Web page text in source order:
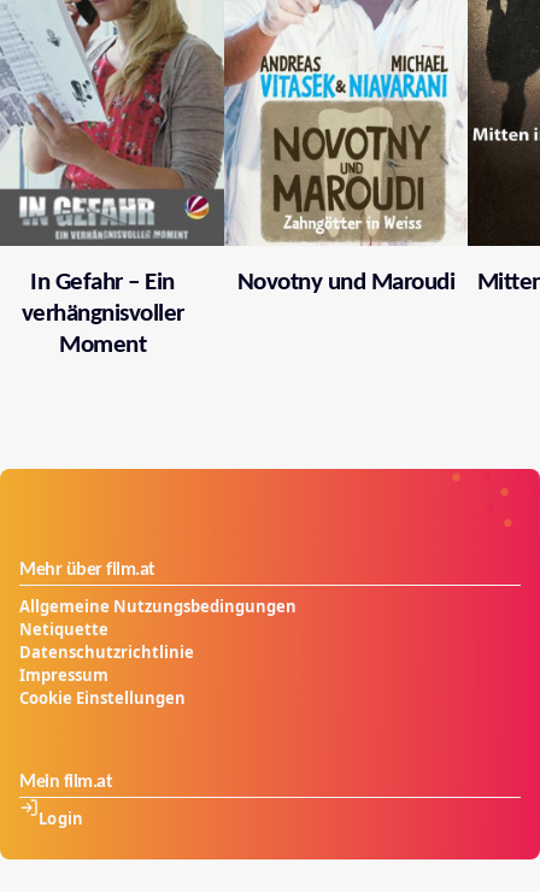
In Gefahr – Ein
verhängnisvoller
Moment
Novotny und Maroudi
Mehr über film.at
Allgemeine Nutzungsbedingungen
Netiquette
Datenschutzrichtlinie
Impressum
Cookie Einstellungen
Mein film.at
Login